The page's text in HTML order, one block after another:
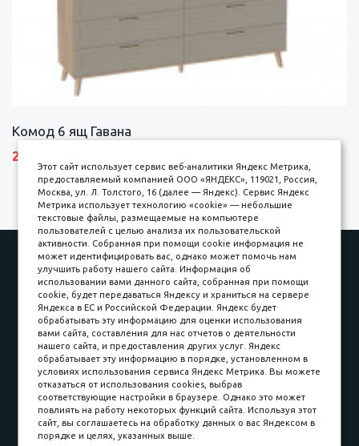
Комод 6 ящ Гавана
27690 р.
Наши работы
Оплата
Доставка и сборка
Гарантии
Карьера в компании
Контакты
Принимаем к оплате
Наличные
Этот сайт использует сервис веб-аналитики Яндекс Метрика,
предоставляемый компанией ООО «ЯНДЕКС», 119021, Россия,
Москва, ул. Л. Толстого, 16 (далее — Яндекс). Сервис Яндекс
Метрика использует технологию «cookie» — небольшие
текстовые файлы, размещаемые на компьютере
пользователей с целью анализа их пользовательской
активности. Собранная при помощи cookie информация не
может идентифицировать вас, однако может помочь нам
улучшить работу нашего сайта. Информация об
использовании вами данного сайта, собранная при помощи
cookie, будет передаваться Яндексу и храниться на сервере
Яндекса в ЕС и Российской Федерации. Яндекс будет
обрабатывать эту информацию для оценки использования
вами сайта, составления для нас отчетов о деятельности
нашего сайта, и предоставления других услуг. Яндекс
обрабатывает эту информацию в порядке, установленном в
условиях использования сервиса Яндекс Метрика. Вы можете
отказаться от использования cookies, выбрав
соответствующие настройки в браузере. Однако это может
повлиять на работу некоторых функций сайта. Используя этот
сайт, вы соглашаетесь на обработку данных о вас Яндексом в
порядке и целях, указанных выше.